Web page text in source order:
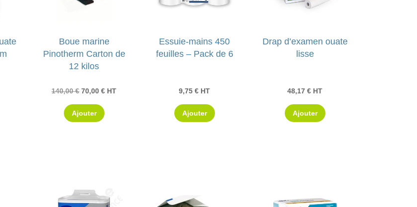
Boue marine
Pinotherm Carton de
12 kilos
140,00€ Le
prix
initial
70,00€Le
HT
Ajouter
Essuie-mains 450
feuilles – Pack de 6
9,75€ HT
Ajouter
Drap d’examen ouate
lisse
48,17€ HT
Ajouter